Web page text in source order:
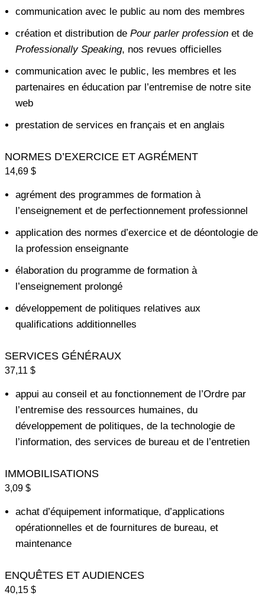
communication avec le public au nom des membres
création et distribution de Pour parler profession et de
Professionally Speaking, nos revues officielles
communication avec le public, les membres et les
partenaires en éducation par l’entremise de notre site
web
prestation de services en français et en anglais
NORMES D’EXERCICE ET AGRÉMENT
14,69 $
agrément des programmes de formation à
l’enseignement et de perfectionnement professionnel
application des normes d’exercice et de déontologie de
la profession enseignante
élaboration du programme de formation à
l’enseignement prolongé
développement de politiques relatives aux
qualifications additionnelles
SERVICES GÉNÉRAUX
37,11 $
appui au conseil et au fonctionnement de l’Ordre par
l’entremise des ressources humaines, du
développement de politiques, de la technologie de
l’information, des services de bureau et de l’entretien
IMMOBILISATIONS
3,09 $
achat d’équipement informatique, d’applications
opérationnelles et de fournitures de bureau, et
maintenance
ENQUÊTES ET AUDIENCES
40,15 $